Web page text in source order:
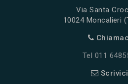
Via Santa
10024 Moncalieri
Tel 011